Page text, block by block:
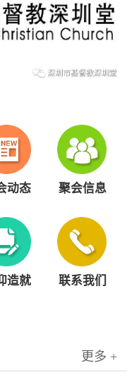
动态 聚会信息
造就 联系我们
更多 +